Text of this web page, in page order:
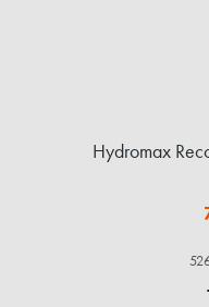
Hydromax